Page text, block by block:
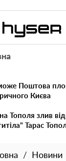
Поштова
Києва
Тополя злив
Тарас
Новини